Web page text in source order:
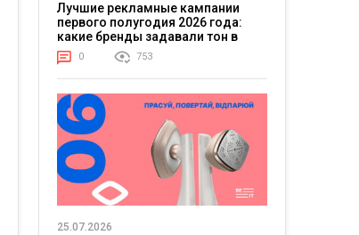
Лучшие рекламные кампании
первого полугодия 2026 года:
какие бренды задавали тон в
отрасли
0 753
25.07.2026